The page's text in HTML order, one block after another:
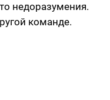
недоразумения.
команде.